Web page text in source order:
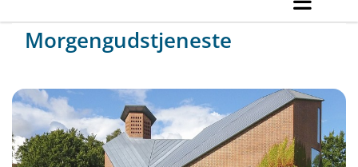
Morgengudstjeneste